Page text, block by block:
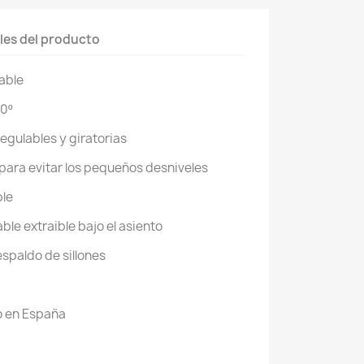
del producto
y giratorias
evitar los pequeños desniveles
extraible bajo el asiento
de sillones
en España